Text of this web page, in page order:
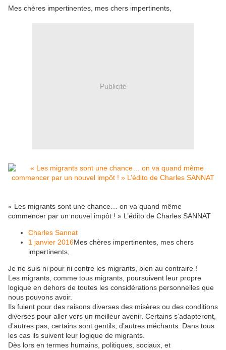
Mes chères impertinentes, mes chers impertinents,​
Publicité
« Les migrants sont une chance… on va quand même
commencer par un nouvel impôt ! » L’édito de Charles SANNAT
Charles Sannat
1 janvier 2016Mes chères impertinentes, mes chers
impertinents,
Je ne suis ni pour ni contre les migrants, bien au contraire !
Les migrants, comme tous migrants, poursuivent leur propre
logique en dehors de toutes les considérations personnelles que
nous pouvons avoir.
Ils fuient pour des raisons diverses des misères ou des conditions
diverses pour aller vers un meilleur avenir. Certains s’adapteront,
d’autres pas, certains sont gentils, d’autres méchants. Dans tous
les cas ils suivent leur logique de migrants.
Dès lors en termes humains, politiques, sociaux, et